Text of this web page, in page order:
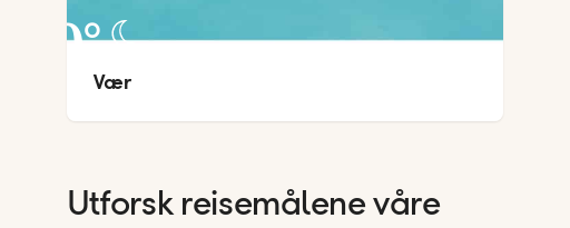
29°
22°
Utforsk reisemålene våre